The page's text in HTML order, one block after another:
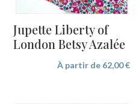
Jupette Liberty of
London Betsy Azalée
À partir de 62,00€